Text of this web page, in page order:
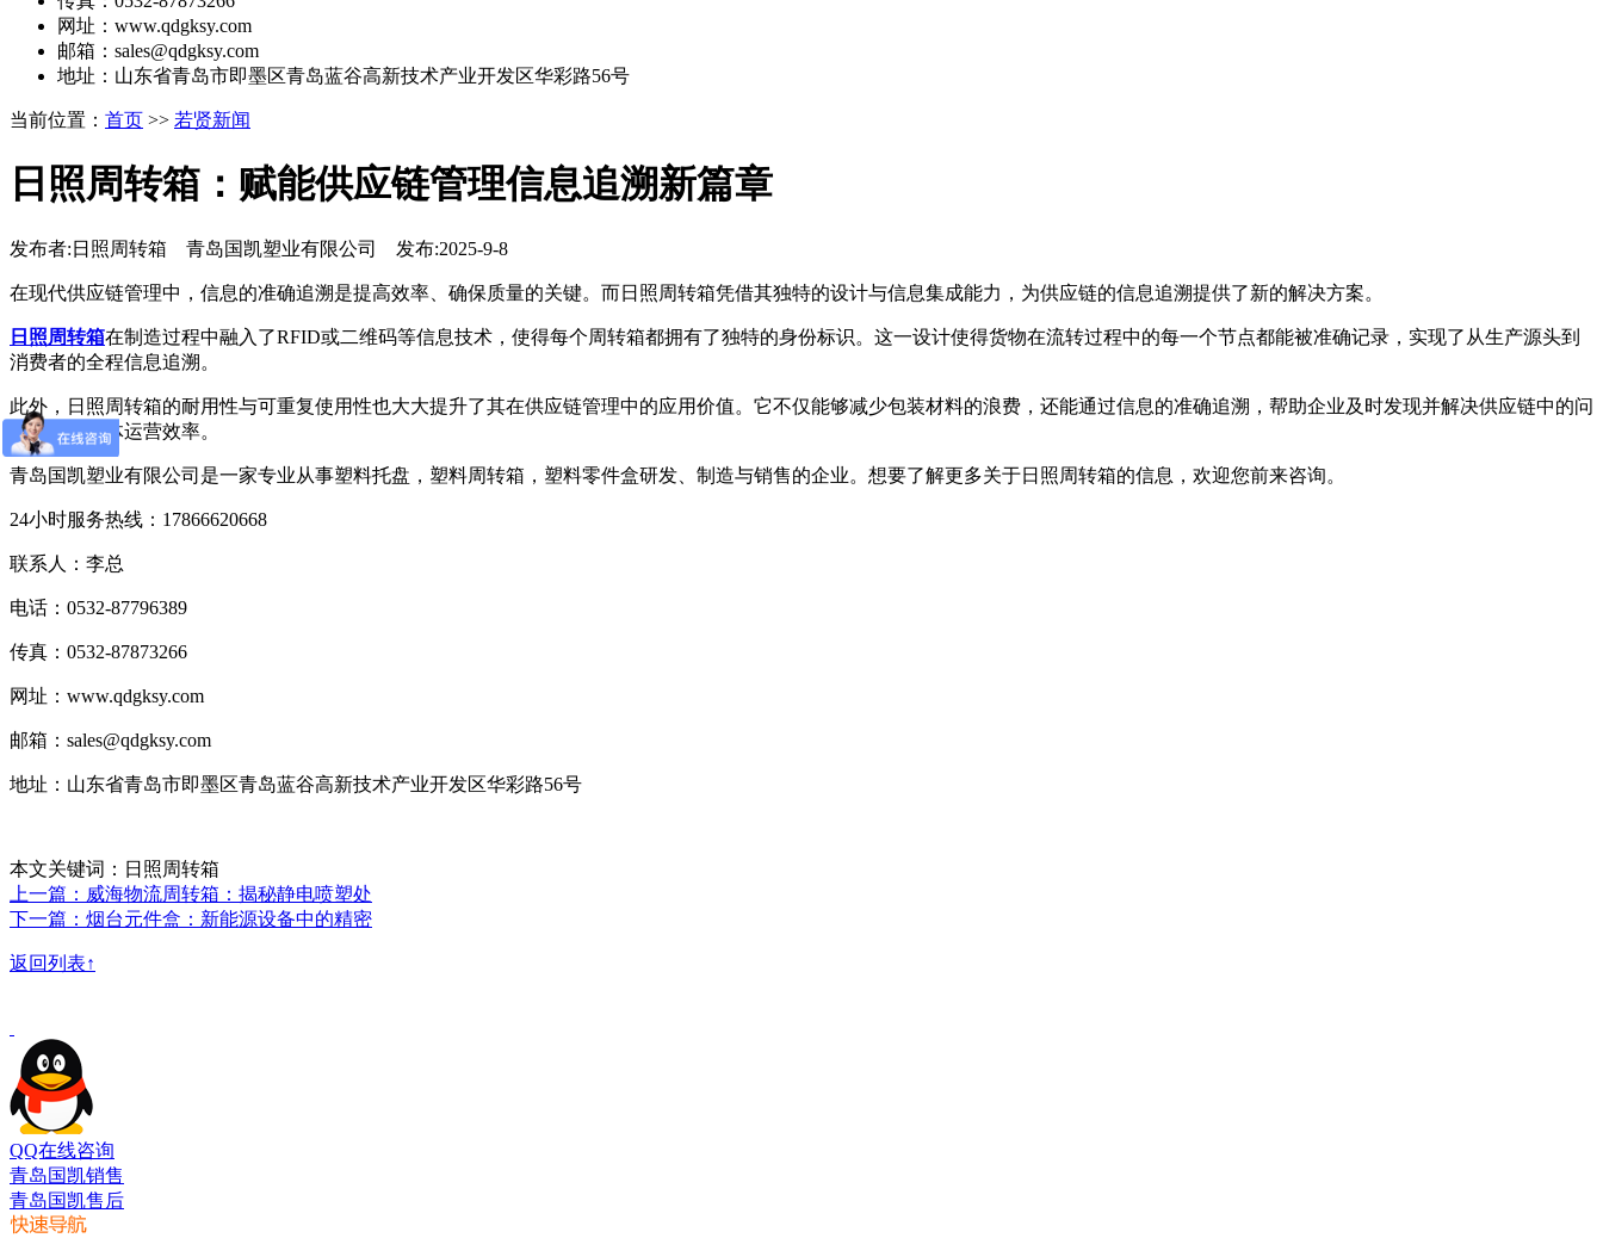
网址：www.qdgksy.com
邮箱：sales@qdgksy.com
地址：山东省青岛市即墨区青岛蓝谷高新技术产业开发区华彩路56号
当前位置： 首页 >> 若贤新闻
日照周转箱：赋能供应链管理信息追溯新篇章
发布者:日照周转箱 青岛国凯塑业有限公司 发布:2025-9-8
在现代供应链管理中，信息的准确追溯是提高效率、确保质量的关键。而日照周转箱凭借其独特的设计与信息集成能力，为供应链的信息追溯提供了新的解决方案。
日照周转箱在制造过程中融入了RFID或二维码等信息技术，使得每个周转箱都拥有了独特的身份标识。这一设计使得货物在流转过程中的每一个节点都能被准确记录，实现了从生产源头到
消费者的全程信息追溯。
此外，日照周转箱的耐用性与可重复使用性也大大提升了其在供应链管理中的应用价值。它不仅能够减少包装材料的浪费，还能通过信息的准确追溯，帮助企业及时发现并解决供应链中的问
题，提高整体运营效率。
青岛国凯塑业有限公司是一家专业从事塑料托盘，塑料周转箱，塑料零件盒研发、制造与销售的企业。想要了解更多关于日照周转箱的信息，欢迎您前来咨询。
24小时服务热线：17866620668
联系人：李总
电话：0532-87796389
传真：0532-87873266
网址：www.qdgksy.com
邮箱：sales@qdgksy.com
地址：山东省青岛市即墨区青岛蓝谷高新技术产业开发区华彩路56号
本文关键词：日照周转箱
上一篇：威海物流周转箱：揭秘静电喷塑处
下一篇：烟台元件盒：新能源设备中的精密
返回列表↑
QQ在线咨询
青岛国凯销售
青岛国凯售后